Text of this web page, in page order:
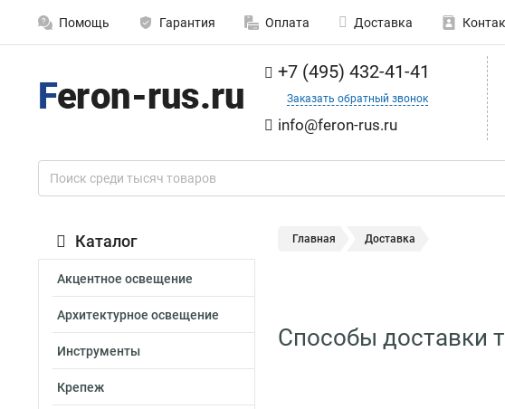
Помощь Гарантия Оплата Доставка
+7 (495) 432-41-41
Заказать обратный звонок
info@feron-rus.ru
Каталог
Акцентное освещение
Архитектурное освещение
Инструменты
Крепеж
Главная Доставка
Способы доставки